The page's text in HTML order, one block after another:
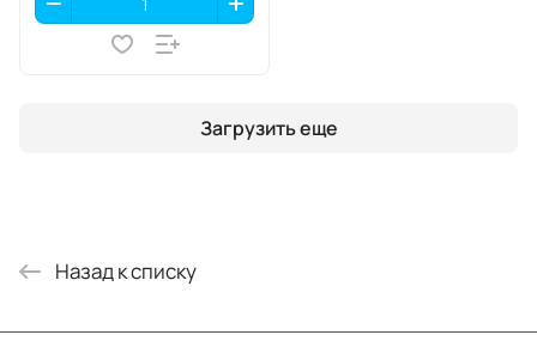
Загрузить еще
Назад к списку